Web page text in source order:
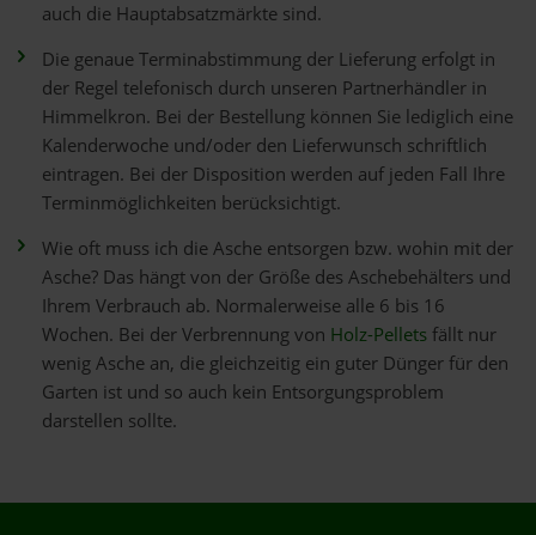
auch die Hauptabsatzmärkte sind.
Die genaue Terminabstimmung der Lieferung erfolgt in
der Regel telefonisch durch unseren Partnerhändler in
Himmelkron. Bei der Bestellung können Sie lediglich eine
Kalenderwoche und/oder den Lieferwunsch schriftlich
eintragen. Bei der Disposition werden auf jeden Fall Ihre
Terminmöglichkeiten berücksichtigt.
Wie oft muss ich die Asche entsorgen bzw. wohin mit der
Asche? Das hängt von der Größe des Aschebehälters und
Ihrem Verbrauch ab. Normalerweise alle 6 bis 16
Wochen. Bei der Verbrennung von Holz-Pelletsfällt nur
wenig Asche an, die gleichzeitig ein guter Dünger für den
Garten ist und so auch kein Entsorgungsproblem
darstellen sollte.